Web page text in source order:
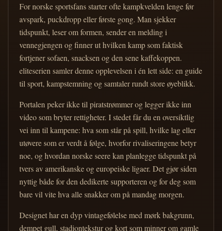
For norske sportsfans starter ofte kampkvelden lenge før
avspark, puckdropp eller første gong. Man sjekker
tidspunkt, leser om formen, sender en melding i
vennegjengen og finner ut hvilken kamp som faktisk
fortjener sofaen, snacksen og den sene kaffekoppen.
eliteserien samler denne opplevelsen i én lett side: en guide
til sport, kampstemning og samtaler rundt store øyeblikk.
Portalen peker ikke til piratstrømmer og legger ikke inn
video som bryter rettigheter. I stedet får du en oversiktlig
vei inn til kampene: hva som står på spill, hvilke lag eller
utøvere som er verdt å følge, hvorfor rivaliseringene betyr
noe, og hvordan norske seere kan planlegge tidspunkt på
tvers av amerikanske og europeiske ligaer. Det gjør siden
nyttig både for den dedikerte supporteren og for deg som
bare vil vite hva alle snakker om på mandag morgen.
Designet har en dyp vintagefølelse med mørk bakgrunn,
dempet gull, stadiontekstur og kort som minner om gamle